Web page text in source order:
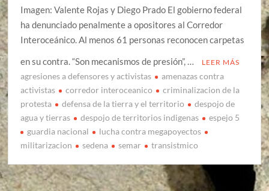
Imagen: Valente Rojas y Diego Prado El gobierno federal
ha denunciado penalmente a opositores al Corredor
Interoceánico. Al menos 61 personas reconocen carpetas
en su contra. “Son mecanismos de presión”, …
LEER MÁS
agresiones a defensores y activistas
amenazas contra
activistas
corredor interoceanico
criminalizacion de la
protesta
defensa de la tierra y el territorio
despojo de
agua y tierras
despojo de territorios indigenas
espejo 5
guardia nacional
lucha contra megapoyectos
militarizacion
sedena semar transistmico